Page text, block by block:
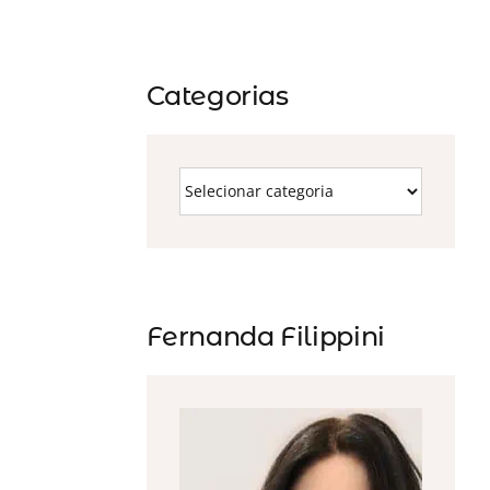
Categorias
Fernanda Filippini